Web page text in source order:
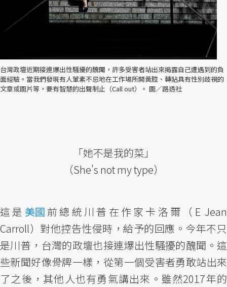
台灣政壇近期接連爆出性騷擾的醜聞，許多受害者站出來揭露自己遭遇到的負
面經驗。當我們發現有人葷素不忌地在工作場所開黃腔、轉貼具有性別歧視的
文章或圖片等，要有智慧的出聲制止（Call out）。 圖／路透社
「她不是我的菜」
（She's not my type）
這是 美國 前總統川普在作家卡洛爾（E Jean
Carroll）對他控告性侵時，給予的回應。今年不只
是川普，台灣的政壇也接連爆出性騷擾的醜聞。這
些新聞好像骨牌一樣，從第一個受害者勇敢站出來
了之後，其他人也有勇氣講出來。雖然2017年的